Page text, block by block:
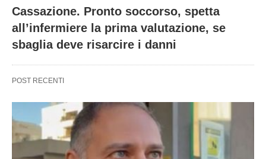
Cassazione. Pronto soccorso, spetta
all’infermiere la prima valutazione, se
sbaglia deve risarcire i danni
POST RECENTI